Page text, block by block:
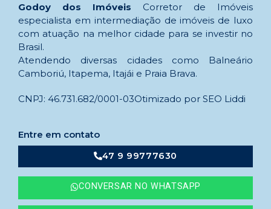
Godoy dos Imóveis Corretor de Imóveis
especialista em intermediação de imóveis de luxo
com atuação na melhor cidade para se investir no
Brasil.
Atendendo diversas cidades como Balneário
Camboriú, Itapema, Itajái e Praia Brava.
CNPJ: 46.731.682/0001-03Otimizado por SEO Liddi
Entre em contato
47 9 99777630
CONVERSAR NO WHATSAPP